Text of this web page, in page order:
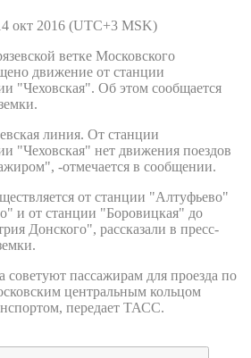
окт 2016 (UTC+3 MSK)
ветке Московского
движение от станции
"Чеховская". Об этом сообщается
линия. От станции
"Чеховская" нет движения поездов
-отмечается в сообщении.
от станции "Алтуфьево"
и от станции "Боровицкая" до
Донского", рассказали в пресс-
пассажирам для проезда по
центральным кольцом
передает ТАСС.